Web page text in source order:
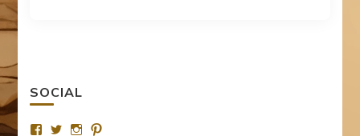
SOCIAL
Profil Profil Profil